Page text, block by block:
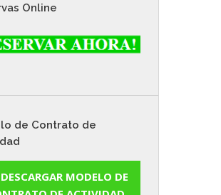
Online
de Contrato de
DESCARGAR MODELO DE